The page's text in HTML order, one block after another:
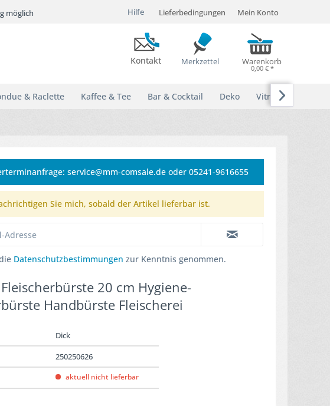
Hilfe Lieferbedingungen
möglich
Kontakt Merkzettel
Mein Konto
Warenkorb
0,00 € *
& Raclette Kaffee & Tee Bar & Cocktail Deko Vitrinen

service@mm-comsale.de oder 05241-9616655
Sie mich, sobald der Artikel lieferbar ist.
Datenschutzbestimmungen zur Kenntnis genommen.
20 cm Hygiene-
Handbürste Fleischerei
Dick
250250626
aktuell nicht lieferbar